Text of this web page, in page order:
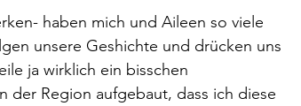
haben mich und Aileen so viele
unsere Geshichte und drücken uns
ja wirklich ein bisschen
der Region aufgebaut, dass ich diese